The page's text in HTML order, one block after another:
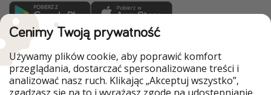
WakacyjniPiraci są częścią Grupy HolidayPirates
Nasze rynki
PiratinViaggio
HolidayPirates
Cenimy Twoją prywatność
Używamy plików cookie, aby poprawić komfort
przeglądania, dostarczać spersonalizowane treści i
analizować nasz ruch. Klikając „Akceptuj wszystko”,